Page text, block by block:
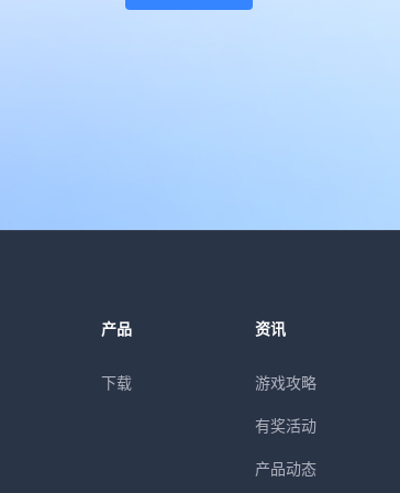
产品
下载
资讯
游戏攻略
有奖活动
产品动态